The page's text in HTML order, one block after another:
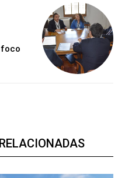
foco